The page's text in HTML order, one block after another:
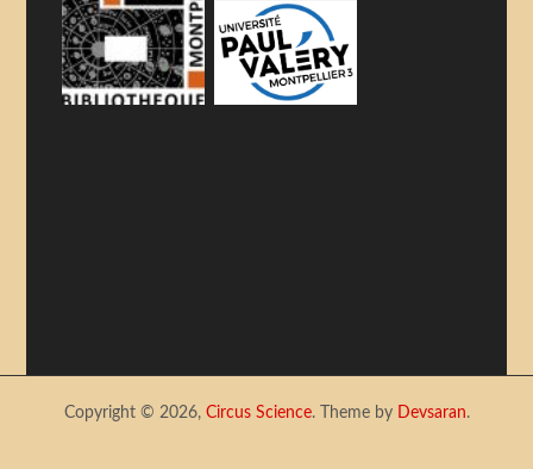
Copyright © 2026, Circus Science. Theme by Devsaran.